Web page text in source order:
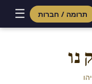
תרומה / חברות ☰
נו